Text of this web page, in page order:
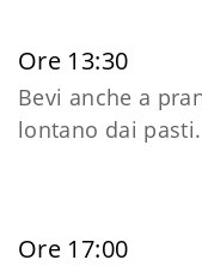
Ore 13:30
Bevi anche a
lontano dai pasti.
Ore 17:00